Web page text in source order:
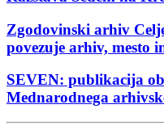
Zgodovinski arhiv
povezuje arhiv, mesto
SEVEN: publikacija
Mednarodnega